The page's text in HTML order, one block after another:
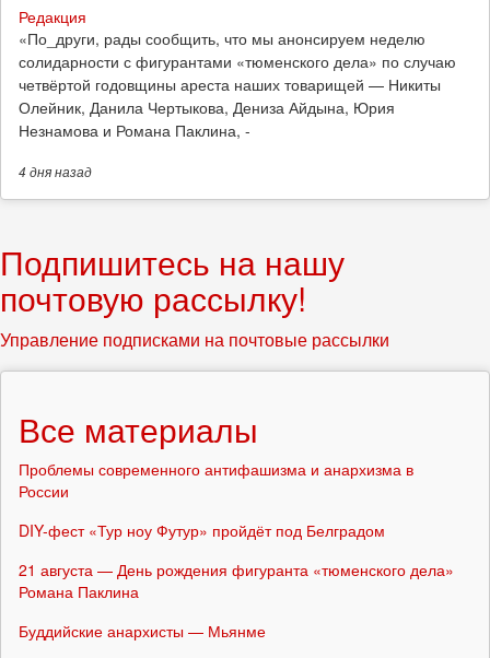
Редакция
​«По_други, рады сообщить, что мы анонсируем неделю
солидарности с фигурантами «тюменского дела» по случаю
четвёртой годовщины ареста наших товарищей — Никиты
Олейник, Данила Чертыкова, Дениза Айдына, Юрия
Незнамова и Романа Паклина, -
4 дняназад
Подпишитесь на нашу
почтовую рассылку!
Управление подписками на почтовые рассылки
Все материалы
Проблемы современного антифашизма и анархизма в
России
DIY-фест «Тур ноу Футур» пройдёт под Белградом
21 августа — День рождения фигуранта «тюменского дела»
Романа Паклина
Буддийские анархисты — Мьянме